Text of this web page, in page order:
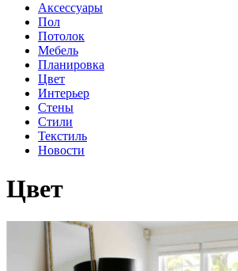
Аксессуары
Пол
Потолок
Мебель
Планировка
Цвет
Интерьер
Стены
Стили
Текстиль
Новости
Цвет